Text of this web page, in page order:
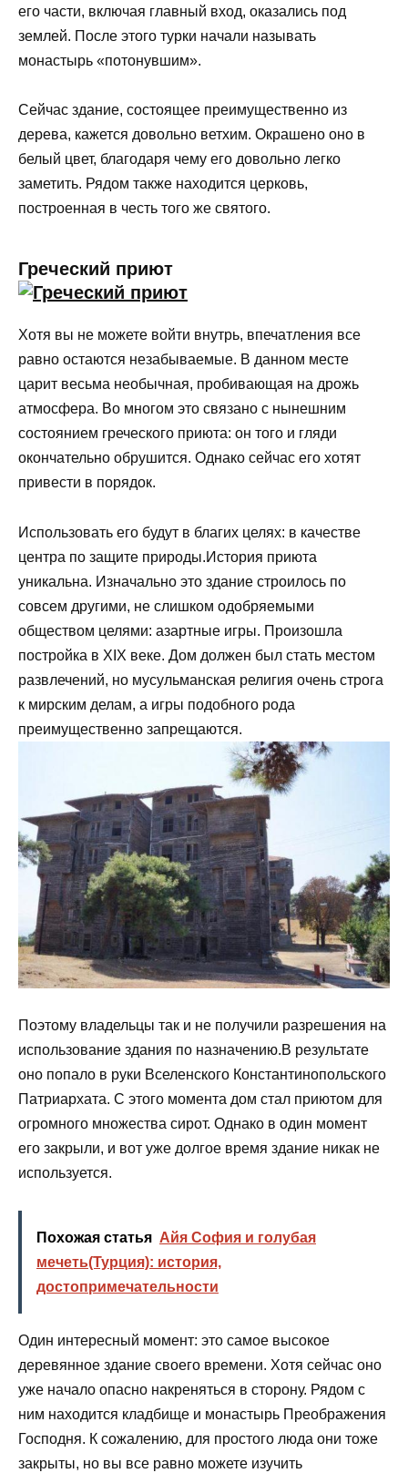
его части, включая главный вход, оказались под
землей. После этого турки начали называть
монастырь «потонувшим».
Сейчас здание, состоящее преимущественно из
дерева, кажется довольно ветхим. Окрашено оно в
белый цвет, благодаря чему его довольно легко
заметить. Рядом также находится церковь,
построенная в честь того же святого.
Греческий приют
Хотя вы не можете войти внутрь, впечатления все
равно остаются незабываемые. В данном месте
царит весьма необычная, пробивающая на дрожь
атмосфера. Во многом это связано с нынешним
состоянием греческого приюта: он того и гляди
окончательно обрушится. Однако сейчас его хотят
привести в порядок.
Использовать его будут в благих целях: в качестве
центра по защите природы.История приюта
уникальна. Изначально это здание строилось по
совсем другими, не слишком одобряемыми
обществом целями: азартные игры. Произошла
постройка в XIX веке. Дом должен был стать местом
развлечений, но мусульманская религия очень строга
к мирским делам, а игры подобного рода
преимущественно запрещаются.
Поэтому владельцы так и не получили разрешения на
использование здания по назначению.В результате
оно попало в руки Вселенского Константинопольского
Патриархата. С этого момента дом стал приютом для
огромного множества сирот. Однако в один момент
его закрыли, и вот уже долгое время здание никак не
используется.
Похожая статья Айя София и голубая
мечеть(Турция): история,
достопримечательности
Один интересный момент: это самое высокое
деревянное здание своего времени. Хотя сейчас оно
уже начало опасно накреняться в сторону. Рядом с
ним находится кладбище и монастырь Преображения
Господня. К сожалению, для простого люда они тоже
закрыты, но вы все равно можете изучить